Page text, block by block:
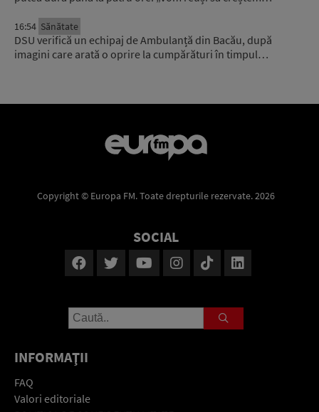
16:54 Sănătate
DSU verifică un echipaj de Ambulanță din Bacău, după
imagini care arată o oprire la cumpărături în timpul…
Copyright © Europa FM. Toate drepturile rezervate. 2026
SOCIAL
INFORMAŢII
FAQ
Valori editoriale